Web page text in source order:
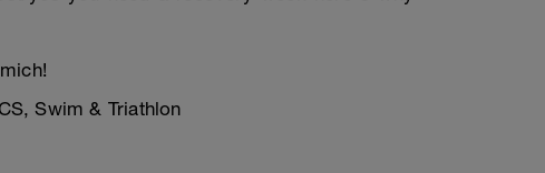
Swim & Triathlon